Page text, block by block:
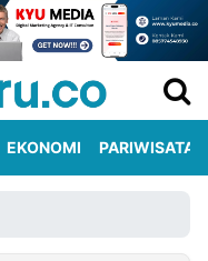
EKONOMI PARIWISATA